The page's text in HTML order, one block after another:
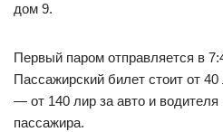
дом 9.
Первый паром отправляется в
Пассажирский билет стоит от
— от 140 лир за авто и водителя
пассажира.